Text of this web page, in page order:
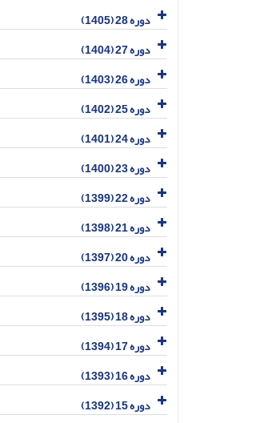
دوره 28 (1405)
دوره 27 (1404)
دوره 26 (1403)
دوره 25 (1402)
دوره 24 (1401)
دوره 23 (1400)
دوره 22 (1399)
دوره 21 (1398)
دوره 20 (1397)
دوره 19 (1396)
دوره 18 (1395)
دوره 17 (1394)
دوره 16 (1393)
دوره 15 (1392)